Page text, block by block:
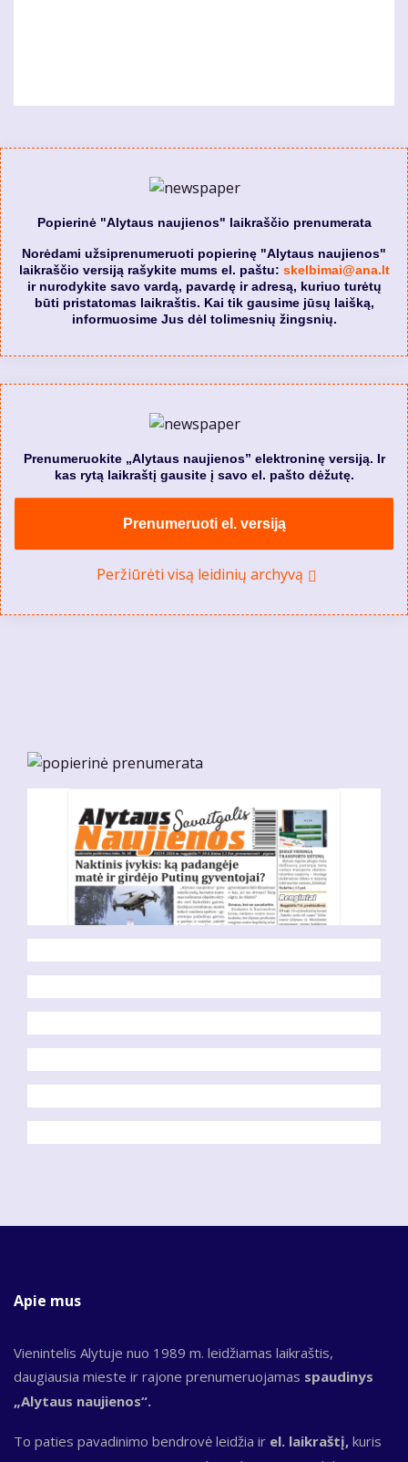
Popierinė "Alytaus naujienos" laikraščio prenumerata
Norėdami užsiprenumeruoti popierinę "Alytaus naujienos"
laikraščio versiją rašykite mums el. paštu: skelbimai@ana.lt
ir nurodykite savo vardą, pavardę ir adresą, kuriuo turėtų
būti pristatomas laikraštis. Kai tik gausime jūsų laišką,
informuosime Jus dėl tolimesnių žingsnių.
Prenumeruokite „Alytaus naujienos” elektroninę versiją. Ir
kas rytą laikraštį gausite į savo el. pašto dėžutę.
Prenumeruoti el. versiją
Peržiūrėti visą leidinių archyvą
Apie mus
Vienintelis Alytuje nuo 1989 m. leidžiamas laikraštis,
daugiausia mieste ir rajone prenumeruojamas spaudinys
„Alytaus naujienos“.
To paties pavadinimo bendrovė leidžia ir el. laikraštį, kuris